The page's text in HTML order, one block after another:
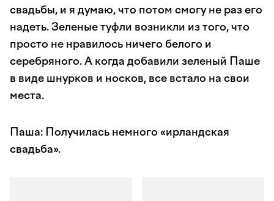
свадьбы, и я думаю, что потом смогу не раз его
надеть. Зеленые туфли возникли из того, что
просто не нравилось ничего белого и
серебряного. А когда добавили зеленый Паше
в виде шнурков и носков, все встало на свои
места.
Паша: Получилась немного «ирландская
свадьба».